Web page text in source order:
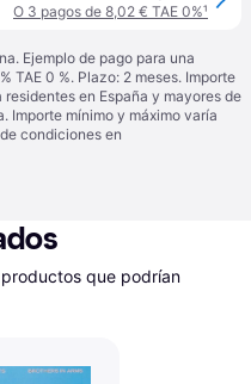
O 3 pagos de 8,02 € TAE 0%¹
Ejemplo de pago para una
TAE 0 %. Plazo: 2 meses. Importe
en España y mayores de
Importe mínimo y máximo varía
condiciones en
que podrían